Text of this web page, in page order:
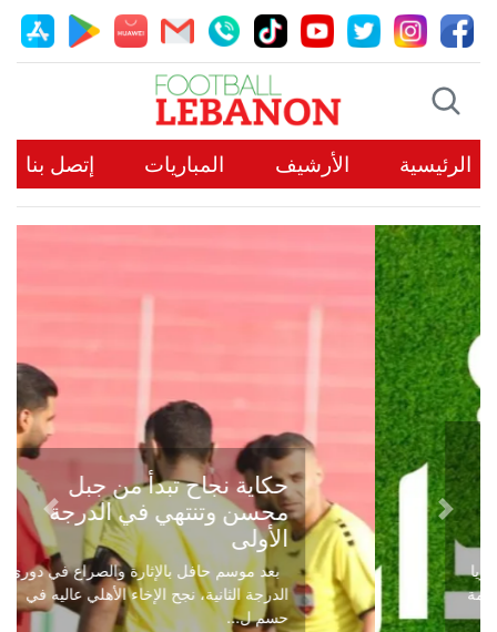
الرئيسية الأرشيف المباريات إتصل بنا
حكاية نجاح تبدأ من جبل
محسن وتنتهي في الدرجة
الأولى
بعد موسم حافل بالإثارة والصراع في دوري
الدرجة الثانية، نجح الإخاء الأهلي عاليه في
حسم ل...
Previous
Next